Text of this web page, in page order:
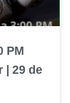
PM
| 29 de